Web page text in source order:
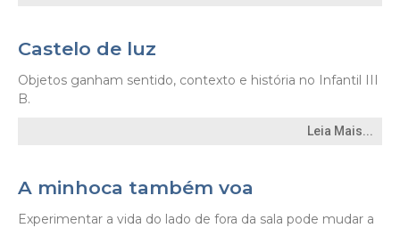
Castelo de luz
Objetos ganham sentido, contexto e história no Infantil III
B.
Leia Mais...
A minhoca também voa
Experimentar a vida do lado de fora da sala pode mudar a